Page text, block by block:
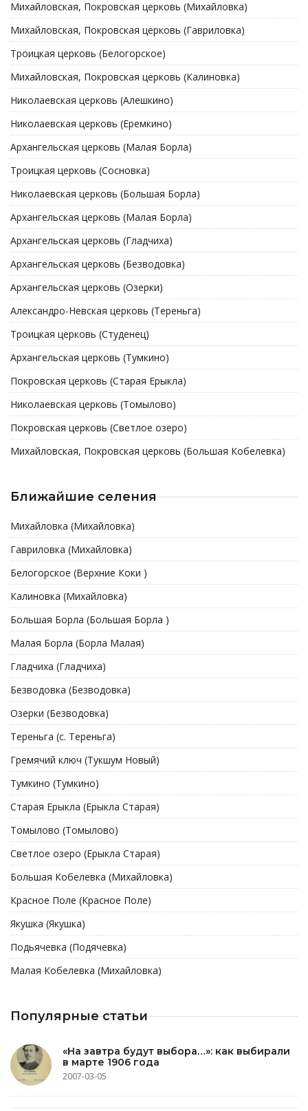
Михайловская, Покровская церковь (Михайловка)
Михайловская, Покровская церковь (Гавриловка)
Троицкая церковь (Белогорское)
Михайловская, Покровская церковь (Калиновка)
Николаевская церковь (Алешкино)
Николаевская церковь (Еремкино)
Архангельская церковь (Малая Борла)
Троицкая церковь (Сосновка)
Николаевская церковь (Большая Борла)
Архангельская церковь (Малая Борла)
Архангельская церковь (Гладчиха)
Архангельская церковь (Безводовка)
Архангельская церковь (Озерки)
Александро-Невская церковь (Тереньга)
Троицкая церковь (Студенец)
Архангельская церковь (Тумкино)
Покровская церковь (Старая Ерыкла)
Николаевская церковь (Томылово)
Покровская церковь (Светлое озеро)
Михайловская, Покровская церковь (Большая Кобелевка)
Ближайшие селения
Михайловка (Михайловка)
Гавриловка (Михайловка)
Белогорское (Верхние Коки )
Калиновка (Михайловка)
Большая Борла (Большая Борла )
Малая Борла (Борла Малая)
Гладчиха (Гладчиха)
Безводовка (Безводовка)
Озерки (Безводовка)
Тереньга (с. Тереньга)
Гремячий ключ (Тукшум Новый)
Тумкино (Тумкино)
Старая Ерыкла (Ерыкла Старая)
Томылово (Томылово)
Светлое озеро (Ерыкла Старая)
Большая Кобелевка (Михайловка)
Красное Поле (Красное Поле)
Якушка (Якушка)
Подьячевка (Подячевка)
Малая Кобелевка (Михайловка)
Популярные статьи
«На завтра будут выбора…»: как выбирали
в марте 1906 года
2007-03-05